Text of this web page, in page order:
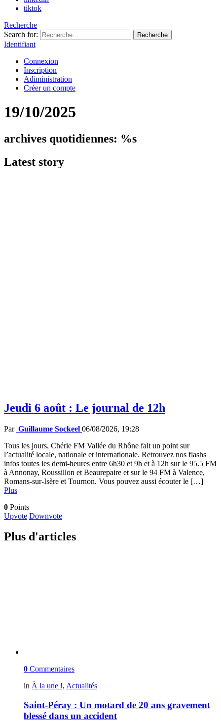
tiktok
Recherche
Search for:
Recherche
Identifiant
Connexion
Inscription
Adiministration
Créer un compte
19/10/2025
archives quotidiennes: %s
Latest story
Jeudi 6 août : Le journal de 12h
Par Guillaume Sockeel 06/08/2026, 19:28
Tous les jours, Chérie FM Vallée du Rhône fait un point sur
l’actualité locale, nationale et internationale. Retrouvez nos flashs
infos toutes les demi-heures entre 6h30 et 9h et à 12h sur le 95.5 FM
à Annonay, Roussillon et Beaurepaire et sur le 94 FM à Valence,
Romans-sur-Isère et Tournon. Vous pouvez aussi écouter le […]
Plus
0 Points
Upvote Downvote
Plus d'articles
0 Commentaires
in À la une !, Actualités
Saint-Péray : Un motard de 20 ans gravement
blessé dans un accident